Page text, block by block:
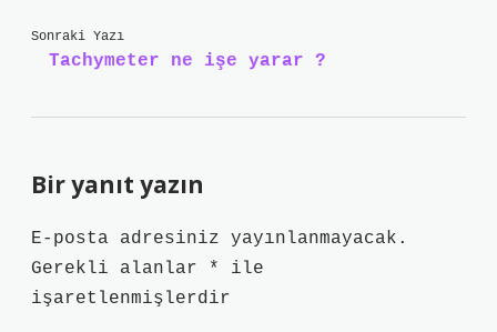
Sonraki Yazı
Tachymeter ne işe yarar ?
Bir yanıt yazın
E-posta adresiniz yayınlanmayacak.
Gerekli alanlar
*
ile
işaretlenmişlerdir